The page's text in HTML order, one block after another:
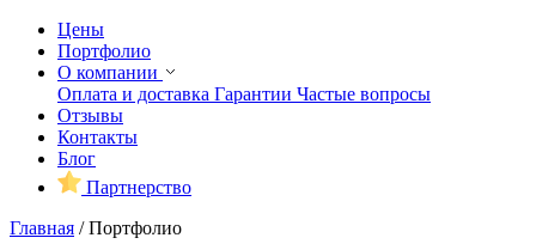
Цены
Портфолио
О компании
Оплата и доставка Гарантии Частые вопросы
Отзывы
Контакты
Блог
Партнерство
Главная /Портфолио